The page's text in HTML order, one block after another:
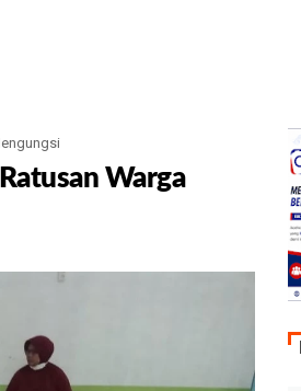
Warga